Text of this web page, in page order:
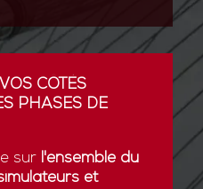
CÔTÉS
PHASES DE
sur l'ensemble du
et